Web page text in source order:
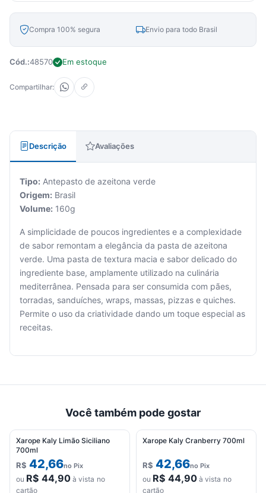
Seu
carrinho
está
vazio.
Adicione
Compra 100% segura Envio para todo Brasil
Cód.:48570 Em estoque
Compartilhar:
Descrição Avaliações
Tipo: Antepasto de azeitona verde
Origem: Brasil
Volume: 160g
A simplicidade de poucos ingredientes e a complexidade
de sabor remontam a elegância da pasta de azeitona
verde. Uma pasta de textura macia e sabor delicado do
ingrediente base, amplamente utilizado na culinária
mediterrânea. Pensada para ser consumida com pães,
torradas, sanduíches, wraps, massas, pizzas e quiches.
Permite o uso da criatividade dando um toque especial as
receitas.
Você também pode gostar
Xarope Kaly Limão Siciliano
700ml
R$ 42,66no Pix
ou R$ 44,90à vista no
cartão
Xarope Kaly Cranberry 700ml
R$ 42,66no Pix
ou R$ 44,90à vista no
cartão